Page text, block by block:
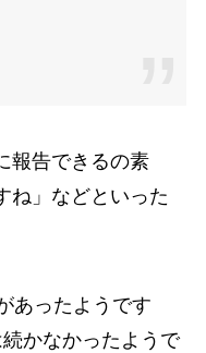
報告できるの素
ね」などといった
あったようです
かなかったようで